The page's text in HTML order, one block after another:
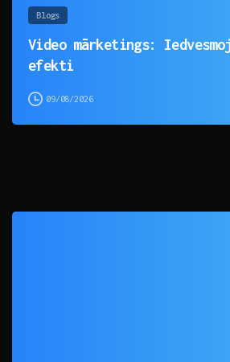
Blogs
Video mārketings:
efekti
09/08/2026